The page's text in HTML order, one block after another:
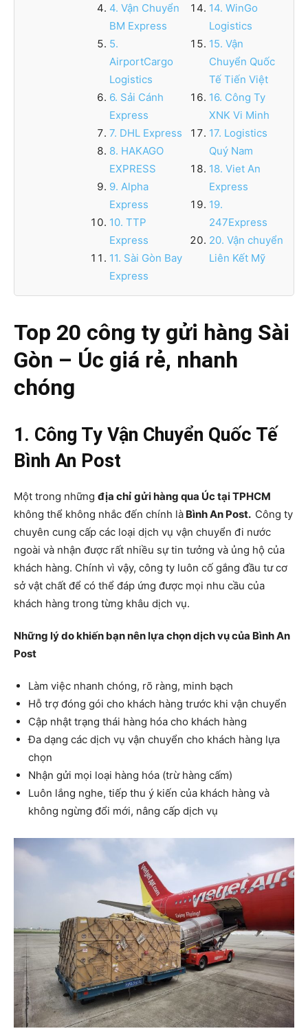
4. Vận Chuyển
BM Express
5.
AirportCargo
Logistics
6. Sải Cánh
Express
7. DHL Express
8. HAKAGO
EXPRESS
9. Alpha
Express
10. TTP
Express
11. Sài Gòn Bay
Express
14. WinGo
Logistics
15. Vận
Chuyển Quốc
Tế Tiến Việt
16. Công Ty
XNK Vi Minh
17. Logistics
Quý Nam
18. Viet An
Express
19.
247Express
20. Vận chuyển
Liên Kết Mỹ
Top 20 công ty gửi hàng Sài
Gòn – Úc giá rẻ, nhanh
chóng
1. Công Ty Vận Chuyển Quốc Tế
Bình An Post
Một trong những địa chỉ gửi hàng qua Úc tại TPHCM
không thể không nhắc đến chính là Bình An Post. Công ty
chuyên cung cấp các loại dịch vụ vận chuyển đi nước
ngoài và nhận được rất nhiều sự tin tưởng và ủng hộ của
khách hàng. Chính vì vậy, công ty luôn cố gắng đầu tư cơ
sở vật chất để có thể đáp ứng được mọi nhu cầu của
khách hàng trong từng khâu dịch vụ.
Những lý do khiến bạn nên lựa chọn dịch vụ của Bình An
Post
Làm việc nhanh chóng, rõ ràng, minh bạch
Hỗ trợ đóng gói cho khách hàng trước khi vận chuyển
Cập nhật trạng thái hàng hóa cho khách hàng
Đa dạng các dịch vụ vận chuyển cho khách hàng lựa
chọn
Nhận gửi mọi loại hàng hóa (trừ hàng cấm)
Luôn lắng nghe, tiếp thu ý kiến của khách hàng và
không ngừng đổi mới, nâng cấp dịch vụ